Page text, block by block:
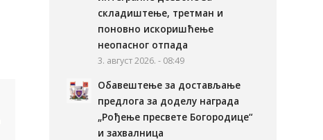
складиштење, третман и
поновно искоришћење
неопасног отпада
3. август 2026. - 08:49
Обавештење за достављање
предлога за доделу награда
„Рођење пресвете Богородице“
и захвалница